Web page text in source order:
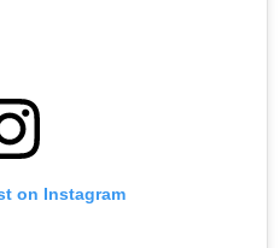
on Instagram